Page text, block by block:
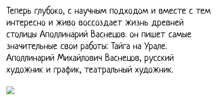
Теперь глубоко, с научным подходом и вместе с тем
интересно и живо воссоздает жизнь древней
столицы Аполлинарий Васнецов. он пишет самые
значительные свои работы: Тайга на Урале.
Аполлинарий Михайлович Васнецов, русский
художник и график, театральный художник.